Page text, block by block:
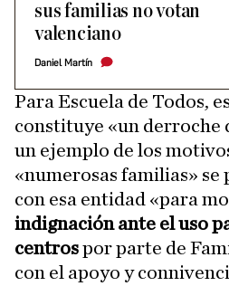
sus familias no votan
valenciano
Daniel Martín
Para Escuela de Todos,
constituye «un derroche
un ejemplo de los
«numerosas familias» se
con esa entidad «para
indignación ante el uso
centrospor parte de
con el apoyo y